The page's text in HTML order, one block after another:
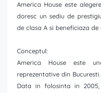
America House este
doresc un sediu de
de clasa A si beneficiaza
Conceptul:
America House este
reprezentative din Bucuresti.
Data in folosinta in